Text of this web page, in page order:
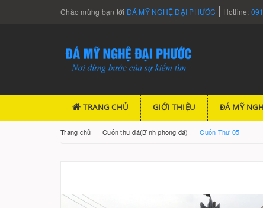
Chào mừng bạn tới ĐÁ MỸ NGHỆ ĐẠI PHƯỚC Hotline:
TRANG CHỦ GIỚI THIỆU ĐÁ MỸ
Trang chủ Cuốn thư đá(Bình phong đá) Cuốn Thư 05